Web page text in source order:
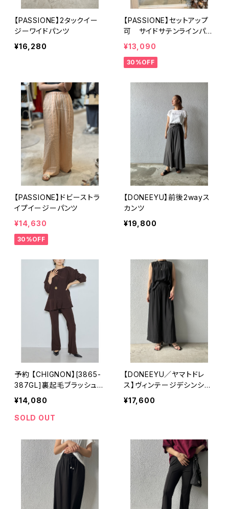
【PASSIONE】2タックイー
ジーワイドパンツ
¥16,280
【PASSIONE】セットアップ
可 サイドサテンラインパン
ツ
¥13,090
30%OFF
【PASSIONE】ドビーストラ
イプイージーパンツ
¥14,630
30%OFF
【DONEEYU】前後2wayス
カンツ
¥19,800
予約 【CHIGNON】[3865-
387GL]裏起毛ブラッシュド
フレアパンツ
¥14,080
SOLD OUT
【DONEEYU／ヤマトドレ
ス】ヴィンテージデシンシャ
ーリングイージーパンツ
¥17,600